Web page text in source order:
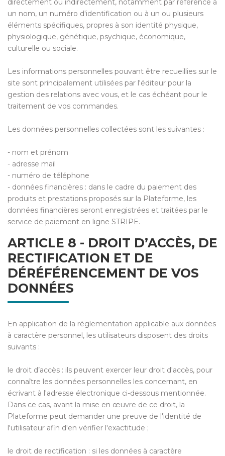
directement ou indirectement, notamment par référence à
un nom, un numéro d'identification ou à un ou plusieurs
éléments spécifiques, propres à son identité physique,
physiologique, génétique, psychique, économique,
culturelle ou sociale.
Les informations personnelles pouvant être recueillies sur le
site sont principalement utilisées par l'éditeur pour la
gestion des relations avec vous, et le cas échéant pour le
traitement de vos commandes.
Les données personnelles collectées sont les suivantes :
- nom et prénom
- adresse mail
- numéro de téléphone
- données financières : dans le cadre du paiement des
produits et prestations proposés sur la Plateforme, les
données financières seront enregistrées et traitées par le
service de paiement en ligne STRIPE.
ARTICLE 8 - DROIT D’ACCÈS, DE
RECTIFICATION ET DE
DÉRÉFÉRENCEMENT DE VOS
DONNÉES
En application de la réglementation applicable aux données
à caractère personnel, les utilisateurs disposent des droits
suivants :
le droit d’accès : ils peuvent exercer leur droit d'accès, pour
connaître les données personnelles les concernant, en
écrivant à l'adresse électronique ci-dessous mentionnée.
Dans ce cas, avant la mise en œuvre de ce droit, la
Plateforme peut demander une preuve de l'identité de
l'utilisateur afin d'en vérifier l'exactitude ;
le droit de rectification : si les données à caractère